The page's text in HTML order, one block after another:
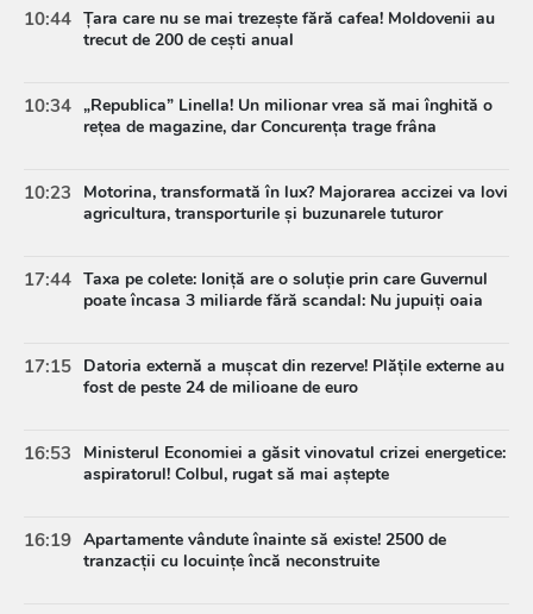
10:44 Țara care nu se mai trezește fără cafea! Moldovenii au
trecut de 200 de cești anual
10:34 „Republica” Linella! Un milionar vrea să mai înghită o
rețea de magazine, dar Concurența trage frâna
10:23
Motorina, transformată în lux? Majorarea accizei va lovi
agricultura, transporturile și buzunarele tuturor
17:44 Taxa pe colete: Ioniță are o soluție prin care Guvernul
poate încasa 3 miliarde fără scandal: Nu jupuiți oaia
17:15 Datoria externă a mușcat din rezerve! Plățile externe au
fost de peste 24 de milioane de euro
16:53
Ministerul Economiei a găsit vinovatul crizei energetice:
aspiratorul! Colbul, rugat să mai aștepte
16:19 Apartamente vândute înainte să existe! 2500 de
tranzacții cu locuințe încă neconstruite